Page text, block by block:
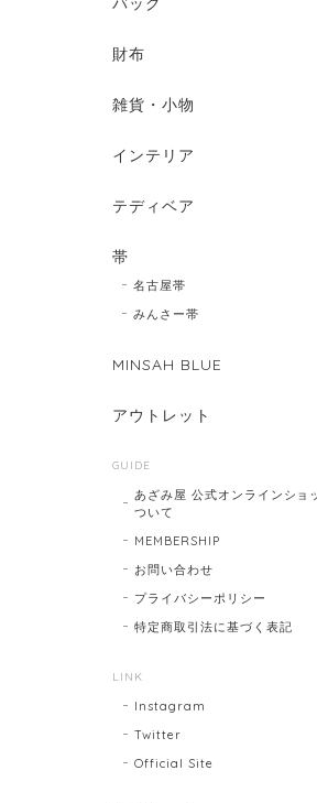
財布
雑貨・小物
インテリア
テディベア
帯
名古屋帯
みんさー帯
MINSAH BLUE
アウトレット
GUIDE
あざみ屋 公式オンラインショ
ついて
MEMBERSHIP
お問い合わせ
プライバシーポリシー
特定商取引法に基づく表記
LINK
Instagram
Twitter
Official Site